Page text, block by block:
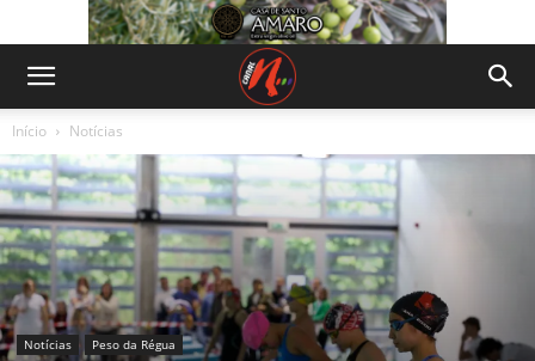
Início Notícias
Notícias Peso da Régua